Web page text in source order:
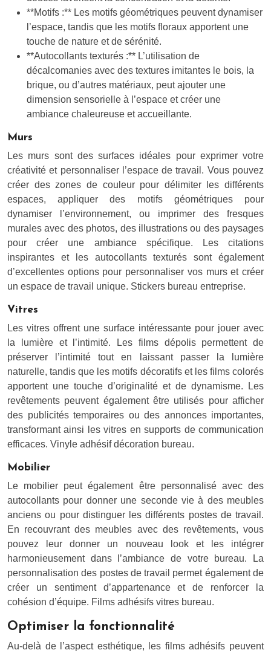
**Motifs :** Les motifs géométriques peuvent dynamiser
l’espace, tandis que les motifs floraux apportent une
touche de nature et de sérénité.
**Autocollants texturés :** L’utilisation de
décalcomanies avec des textures imitantes le bois, la
brique, ou d’autres matériaux, peut ajouter une
dimension sensorielle à l’espace et créer une
ambiance chaleureuse et accueillante.
Murs
Les murs sont des surfaces idéales pour exprimer votre
créativité et personnaliser l’espace de travail. Vous pouvez
créer des zones de couleur pour délimiter les différents
espaces, appliquer des motifs géométriques pour
dynamiser l’environnement, ou imprimer des fresques
murales avec des photos, des illustrations ou des paysages
pour créer une ambiance spécifique. Les citations
inspirantes et les autocollants texturés sont également
d’excellentes options pour personnaliser vos murs et créer
un espace de travail unique. Stickers bureau entreprise.
Vitres
Les vitres offrent une surface intéressante pour jouer avec
la lumière et l’intimité. Les films dépolis permettent de
préserver l’intimité tout en laissant passer la lumière
naturelle, tandis que les motifs décoratifs et les films colorés
apportent une touche d’originalité et de dynamisme. Les
revêtements peuvent également être utilisés pour afficher
des publicités temporaires ou des annonces importantes,
transformant ainsi les vitres en supports de communication
efficaces. Vinyle adhésif décoration bureau.
Mobilier
Le mobilier peut également être personnalisé avec des
autocollants pour donner une seconde vie à des meubles
anciens ou pour distinguer les différents postes de travail.
En recouvrant des meubles avec des revêtements, vous
pouvez leur donner un nouveau look et les intégrer
harmonieusement dans l’ambiance de votre bureau. La
personnalisation des postes de travail permet également de
créer un sentiment d’appartenance et de renforcer la
cohésion d’équipe. Films adhésifs vitres bureau.
Optimiser la fonctionnalité
Au-delà de l’aspect esthétique, les films adhésifs peuvent